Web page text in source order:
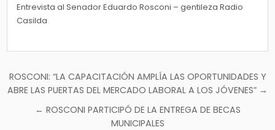
Entrevista al Senador Eduardo Rosconi – gentileza Radio
Casilda
Navegación
de
entradas
ROSCONI: “LA CAPACITACIÓN AMPLÍA LAS OPORTUNIDADES Y
ABRE LAS PUERTAS DEL MERCADO LABORAL A LOS JÓVENES” →
← ROSCONI PARTICIPÓ DE LA ENTREGA DE BECAS
MUNICIPALES